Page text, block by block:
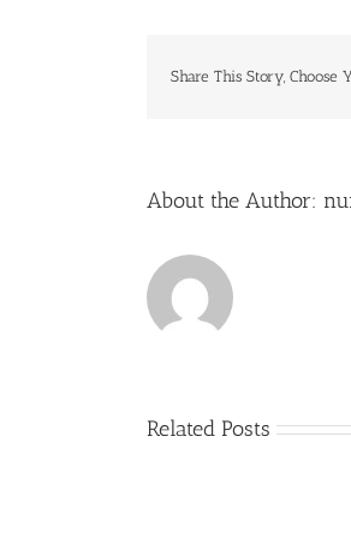
Share This Story, Choose
About the Author:
Related Posts